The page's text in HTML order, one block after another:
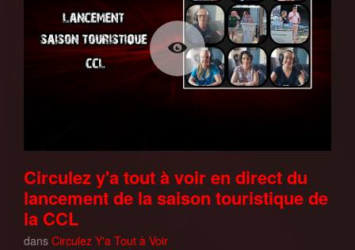
Circulez y'a tout à voir en direct du
lancement de la saison touristique de
la CCL
dans Circulez Y'a Tout à Voir